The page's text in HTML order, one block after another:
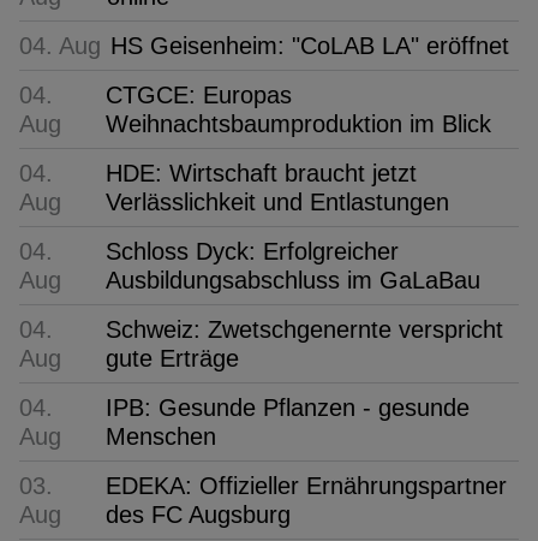
04. Aug HS Geisenheim: "CoLAB LA" eröffnet
04.
Aug
CTGCE: Europas
Weihnachtsbaumproduktion im Blick
04.
Aug
HDE: Wirtschaft braucht jetzt
Verlässlichkeit und Entlastungen
04.
Aug
Schloss Dyck: Erfolgreicher
Ausbildungsabschluss im GaLaBau
04.
Aug
Schweiz: Zwetschgenernte verspricht
gute Erträge
04.
Aug
IPB: Gesunde Pflanzen - gesunde
Menschen
03.
Aug
EDEKA: Offizieller Ernährungspartner
des FC Augsburg